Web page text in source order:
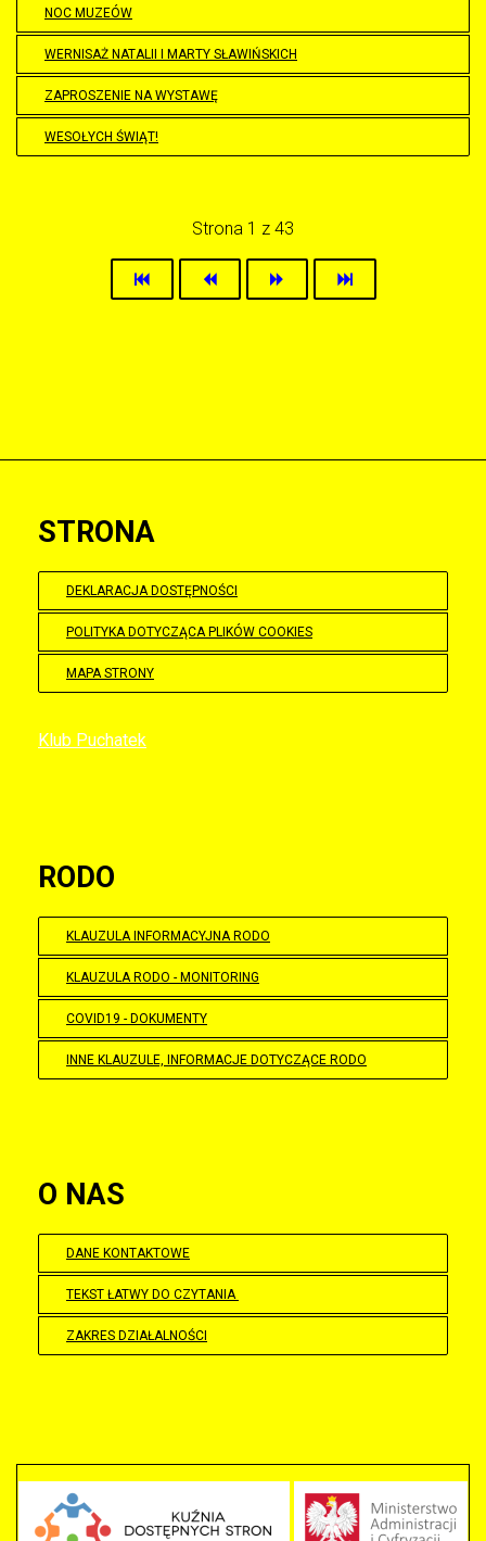
NOC MUZEÓW
WERNISAŻ NATALII I MARTY SŁAWIŃSKICH
ZAPROSZENIE NA WYSTAWĘ
WESOŁYCH ŚWIĄT!
Strona 1 z 43
STRONA
DEKLARACJA DOSTĘPNOŚCI
POLITYKA DOTYCZĄCA PLIKÓW COOKIES
MAPA STRONY
Klub Puchatek
RODO
KLAUZULA INFORMACYJNA RODO
KLAUZULA RODO - MONITORING
COVID19 - DOKUMENTY
INNE KLAUZULE, INFORMACJE DOTYCZĄCE RODO
O NAS
DANE KONTAKTOWE
TEKST ŁATWY DO CZYTANIA
ZAKRES DZIAŁALNOŚCI